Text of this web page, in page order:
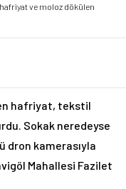
ve moloz dökülen
hafriyat, tekstil
Sokak neredeyse
dron kamerasıyla
Mahallesi Fazilet